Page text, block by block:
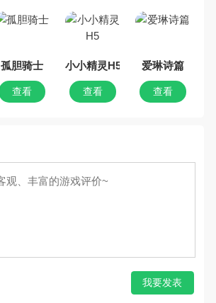
孤胆骑士
查看
小小精灵H5
查看
爱琳诗篇
查看
我要发表